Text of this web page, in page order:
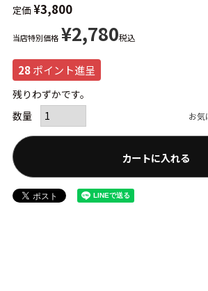
定価 ¥3,800
当店特別価格 ¥2,780税込
28ポイント進呈
残りわずかです。
お気
カートに入れる